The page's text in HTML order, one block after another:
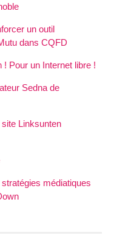
un outil
dans CQFD
! Pour un Internet libre !
Sedna de
Linksunten
médiatiques